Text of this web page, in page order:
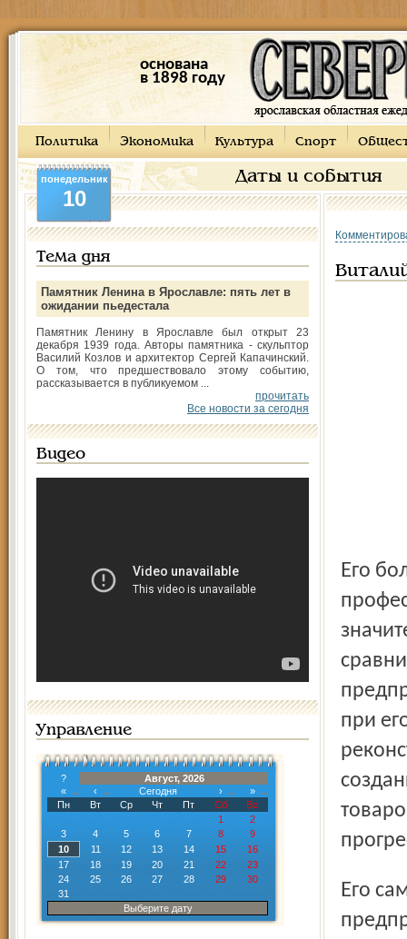
основана
в 1898 году
Политика Экономика Культура Спорт
Даты и события
понедельник
10
Тема дня
Памятник Ленина в Ярославле: пять лет в
ожидании пьедестала
Памятник Ленину в Ярославле был открыт 23
декабря 1939 года. Авторы памятника - скульптор
Василий Козлов и архитектор Сергей Капачинский.
О том, что предшествовало этому событию,
рассказывается в публикуемом ...
прочитать
Все новости за сегодня
Видео
Управление
?
Август, 2026
«
‹ Сегодня ›
»
Пн
Вт Ср Чт Пт Сб
Вс
1
2
3
4 5 6 7 8
9
10
11 12 13 14 15
16
17
18 19 20 21 22
23
24
25 26 27 28 29
30
31
Выберите дату
Его большой инженерный опыт, высокий
при
Его самоотверженный труд по организации работы на